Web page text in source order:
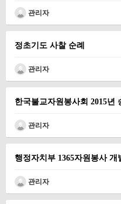
관리자
정초기도 사찰 순례
관리자
한국불교자원봉사회 2015년
관리자
행정자치부 1365자원봉사 개
관리자